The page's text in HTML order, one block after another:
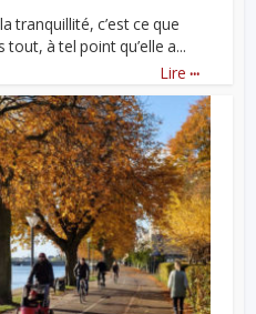
tranquillité, c’est ce que
à tel point qu’elle a...
Lire ...